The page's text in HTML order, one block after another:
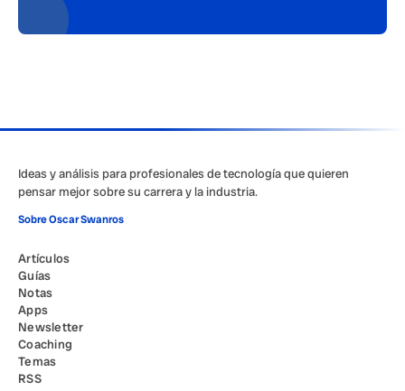
Ideas y análisis para profesionales de tecnología que quieren
pensar mejor sobre su carrera y la industria.
Sobre Oscar Swanros
Artículos
Guías
Notas
Apps
Newsletter
Coaching
Temas
RSS